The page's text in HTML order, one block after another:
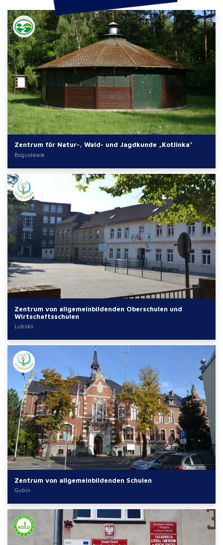
Zentrum für Natur-, Wald- und Jagdkunde „Kotlinka"
Bogusławie
Zentrum von allgemeinbildenden Oberschulen und
Wirtschaftsschulen
Lubsko
Zentrum von allgemeinbildenden Schulen
Gubin